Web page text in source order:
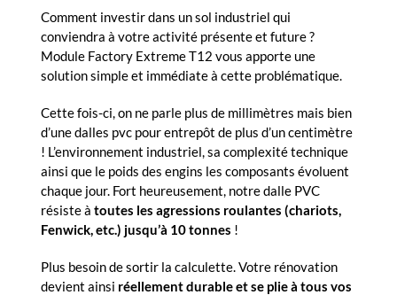
Comment investir dans un sol industriel qui
conviendra à votre activité présente et future ?
Module Factory Extreme T12 vous apporte une
solution simple et immédiate à cette problématique.
Cette fois-ci, on ne parle plus de millimètres mais bien
d’une dalles pvc pour entrepôt de plus d’un centimètre
! L’environnement industriel, sa complexité technique
ainsi que le poids des engins les composants évoluent
chaque jour. Fort heureusement, notre dalle PVC
résiste à toutes les agressions roulantes (chariots,
Fenwick, etc.) jusqu’à 10 tonnes !
Plus besoin de sortir la calculette. Votre rénovation
devient ainsi réellement durable et se plie à tous vos